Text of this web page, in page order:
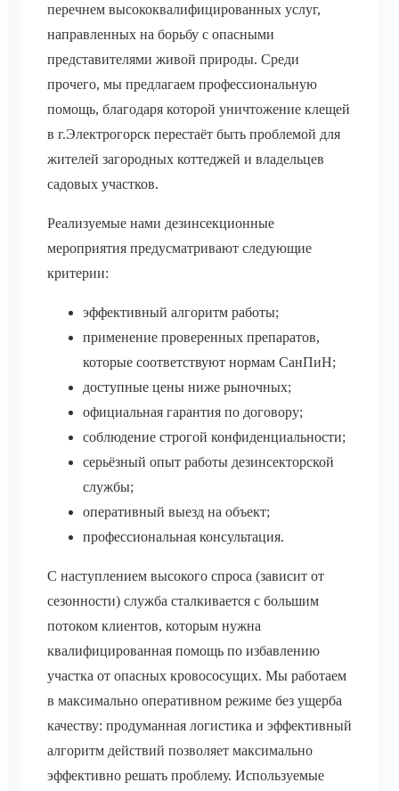
перечнем высококвалифицированных услуг,
направленных на борьбу с опасными
представителями живой природы. Среди
прочего, мы предлагаем профессиональную
помощь, благодаря которой уничтожение клещей
в г.Электрогорск перестаёт быть проблемой для
жителей загородных коттеджей и владельцев
садовых участков.
Реализуемые нами дезинсекционные
мероприятия предусматривают следующие
критерии:
эффективный алгоритм работы;
применение проверенных препаратов,
которые соответствуют нормам СанПиН;
доступные цены ниже рыночных;
официальная гарантия по договору;
соблюдение строгой конфиденциальности;
серьёзный опыт работы дезинсекторской
службы;
оперативный выезд на объект;
профессиональная консультация.
С наступлением высокого спроса (зависит от
сезонности) служба сталкивается с большим
потоком клиентов, которым нужна
квалифицированная помощь по избавлению
участка от опасных кровососущих. Мы работаем
в максимально оперативном режиме без ущерба
качеству: продуманная логистика и эффективный
алгоритм действий позволяет максимально
эффективно решать проблему. Используемые